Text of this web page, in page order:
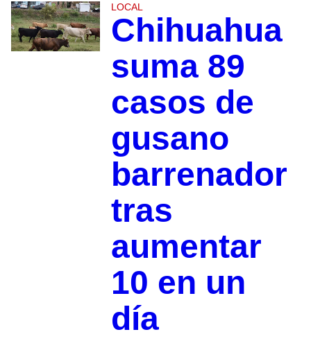
LOCAL
Chihuahua
suma 89
casos de
gusano
barrenador
tras
aumentar
10 en un
día